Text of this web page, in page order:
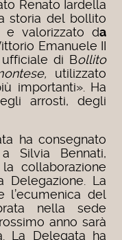
Renato Iardella
storia del bollito
e valorizzato da
Emanuele II
di Bollito
utilizzato
importanti». Ha
arrosti, degli
ha consegnato
Silvia Bennati,
collaborazione
La
l’ecumenica del
nella sede
anno sarà
La Delegata ha